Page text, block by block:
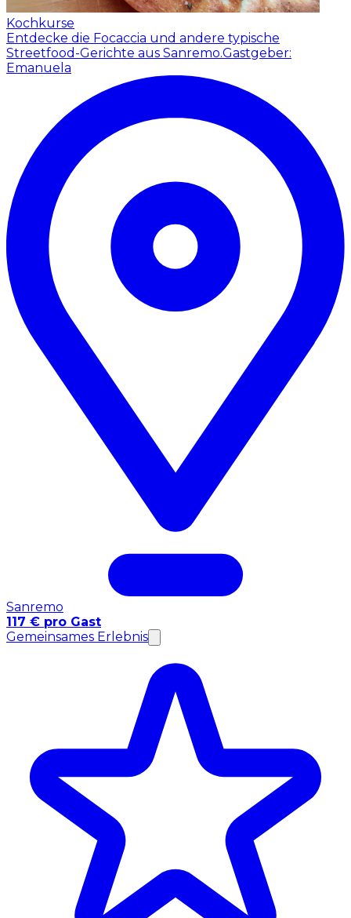
Kochkurse
Entdecke die Focaccia und andere typische
Streetfood-Gerichte aus Sanremo.Gastgeber:
Emanuela
Sanremo
117 € pro Gast
Gemeinsames Erlebnis